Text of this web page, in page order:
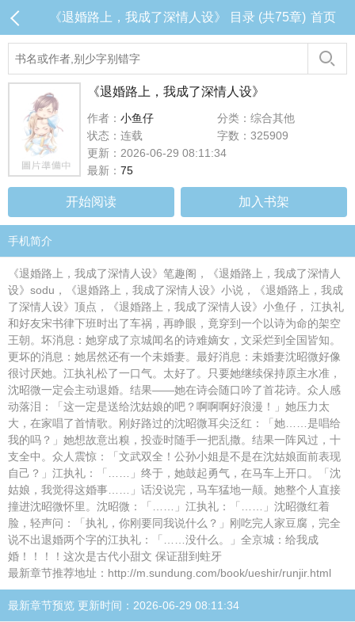
《退婚路上，我成了深情人设》 目录 (共75章) 首页
《退婚路上，我成了深情人设》
作者： 小鱼仔
分类：综合其他
状态：连载
字数：325909
更新：2026-06-29 08:11:34
最新： 75
开始阅读 加入书架
手机简介
《退婚路上，我成了深情人设》笔趣阁，《退婚路上，我成了深情人
设》sodu，《退婚路上，我成了深情人设》小说，《退婚路上，我成
了深情人设》顶点，《退婚路上，我成了深情人设》小鱼仔， 江执礼
和好友宋书律下班时出了车祸，再睁眼，竟穿到一个以诗为命的架空
王朝。坏消息：她穿成了京城闻名的诗难嫡女，文采烂到全国皆知。
更坏的消息：她居然还有一个未婚妻。最好消息：未婚妻沈昭微好像
很讨厌她。江执礼松了一口气。太好了。只要她继续保持原主水准，
沈昭微一定会主动退婚。结果——她在诗会随口吟了首花诗。众人感
动落泪：「这一定是送给沈姑娘的吧？啊啊啊好浪漫！」她压力太
大，在家唱了首情歌。刚好路过的沈昭微耳尖泛红：「她……是唱给
我的吗？」她想故意出糗，投壶时随手一把乱撒。结果一阵风过，十
支全中。众人震惊：「文武双全！公孙小姐是不是在沈姑娘面前表现
自己？」江执礼：「……」终于，她鼓起勇气，在马车上开口。「沈
姑娘，我觉得这婚事……」话没说完，马车猛地一颠。她整个人直接
撞进沈昭微怀里。沈昭微：「……」江执礼：「……」沈昭微红着
脸，轻声问：「执礼，你刚要同我说什么？」刚吃完人家豆腐，完全
说不出退婚两个字的江执礼：「……没什么。」全京城：给我成
婚！！！！这次是古代小甜文 保证甜到蛀牙
最新章节推荐地址：http://m.sundung.com/book/ueshir/runjir.html
最新章节预览 更新时间：2026-06-29 08:11:34